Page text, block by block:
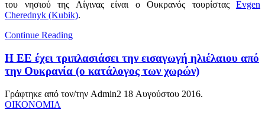
του νησιού της Αίγινας είναι ο Ουκρανός τουρίστας Evgen
Cherednyk (Kubik).
Continue Reading
Η ΕΕ έχει τριπλασιάσει την εισαγωγή ηλιέλαιου από
την Ουκρανία (ο κατάλογος των χωρών)
Γράφτηκε από τον/την Admin2 18 Αυγούστου 2016.
ΟΙΚΟΝΟΜΙΑ